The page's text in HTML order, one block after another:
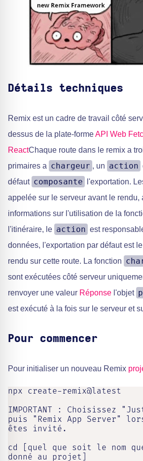
Détails techniques
Remix est un cadre de travail côté
dessus de la plate-formeAPI Web
ReactChaque route dans le remix a
primaires a chargeur , un action
défaut composante l'exportation.
appelée sur le serveur avant le rendu,
informations sur l'utilisation de la
l'itinéraire, le action est
données, l'exportation par défaut est
rendu sur cette route. La fonction
sont exécutées côté serveur
renvoyer une valeur Réponse l'objet
est exécuté à la fois sur le serveur et
Pour commencer
Pour initialiser un nouveau Remix
npx create-remix@latest
IMPORTANT : Choisissez
puis "Remix App Server"
êtes invité.
cd [quel que soit le nom
donné au projet]